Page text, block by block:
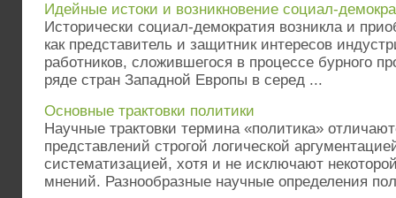
Идейные истоки и возникновение социал-
Исторически социал-демократия возникла и
как представитель и защитник интересов
работников, сложившегося в процессе бурного
ряде стран Западной Европы в серед ...
Основные трактовки политики
Научные трактовки термина «политика»
представлений строгой логической
систематизацией, хотя и не исключают
мнений. Разнообразные научные определения